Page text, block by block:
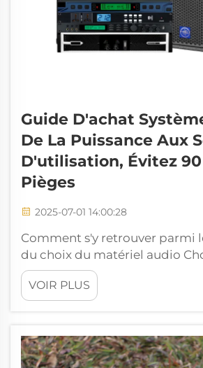
Guide D'achat
De La Puissance Aux
D'utilisation, Évitez 90
Pièges
2025-07-01 14:00:28
Comment s'y retrouver parmi
du choix du matériel audio
système sonore peut s'avérer
ardue, surtout compte tenu de
variété d'options disponibles
aux systèmes multi-canaux
choix sont nombreux et
VOIR PLUS